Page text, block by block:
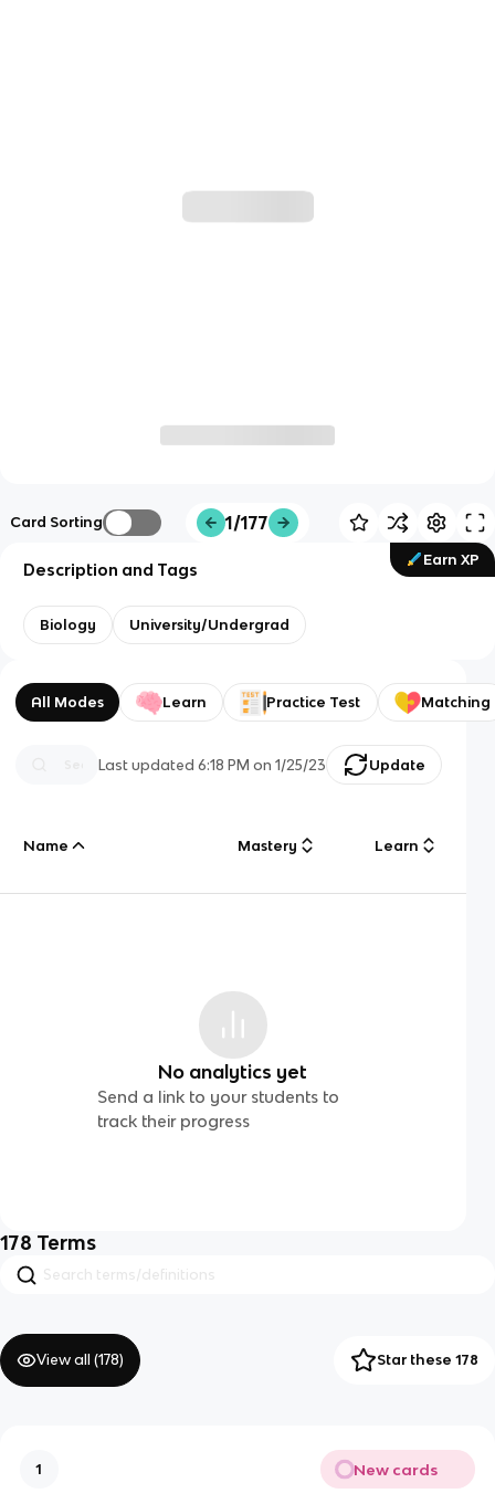
Card Sorting 1/177
Earn XP
Description and Tags
Biology University/Undergrad
All Modes Learn Practice Test Matching
Last updated6:18 PM on 1/25/23 Update
Name Mastery Learn
No analytics yet
Send a link to your students to
track their progress
178 Terms
View all (178) Star these 178
1 New cards